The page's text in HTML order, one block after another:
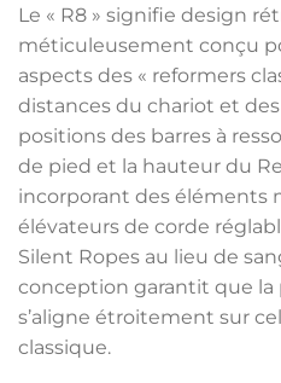
Le « R8 » signifie design
méticuleusement conçu
aspects des « reformers
distances du chariot et
positions des barres à
de pied et la hauteur du
incorporant des éléments
élévateurs de corde
Silent Ropes au lieu de
conception garantit que la
s’aligne étroitement sur
classique.